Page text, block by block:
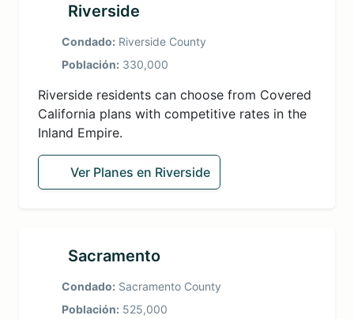
Riverside
Condado: Riverside County
Población: 330,000
Riverside residents can choose from Covered
California plans with competitive rates in the
Inland Empire.
Ver Planes en Riverside
Sacramento
Condado: Sacramento County
Población: 525,000